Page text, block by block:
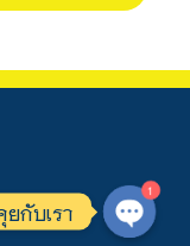
กับเรา
1